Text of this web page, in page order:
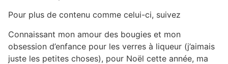
Pour plus de contenu comme celui-ci, suivez
Connaissant mon amour des bougies et mon
obsession d’enfance pour les verres à liqueur (j’aimais
juste les petites choses), pour Noël cette année, ma